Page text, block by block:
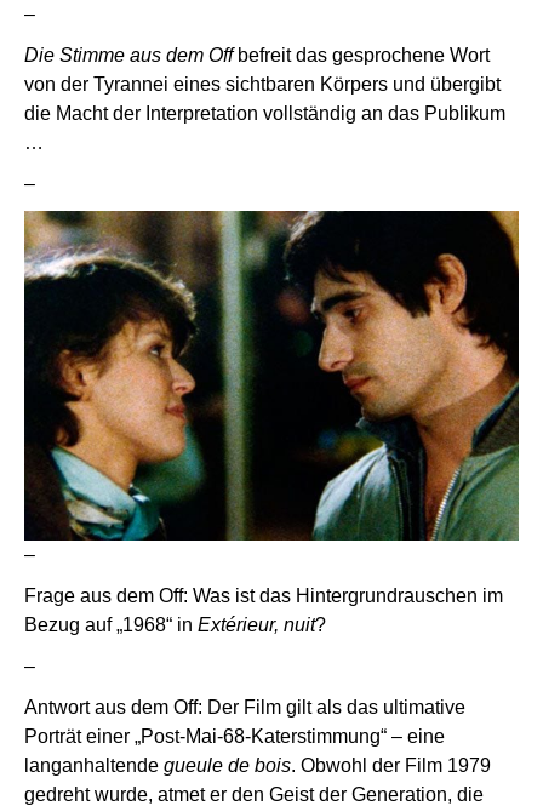
–
Die Stimme aus dem Offbefreit das gesprochene Wort
von der Tyrannei eines sichtbaren Körpers und übergibt
die Macht der Interpretation vollständig an das Publikum
…
–
–
Frage aus dem Off: Was ist das Hintergrundrauschen im
Bezug auf „1968“ in Extérieur, nuit?
–
Antwort aus dem Off: Der Film gilt als das ultimative
Porträt einer „Post-Mai-68-Katerstimmung“ – eine
langanhaltende gueule de bois. Obwohl der Film 1979
gedreht wurde, atmet er den Geist der Generation, die